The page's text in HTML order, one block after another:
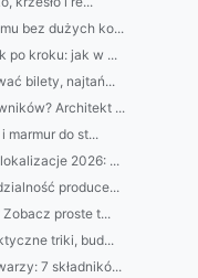
bez dużych ko...
po kroku: jak w ...
bilety, najtań...
Architekt ...
marmur do st...
2026: ...
produce...
proste t...
triki, bud...
7 składnikó...